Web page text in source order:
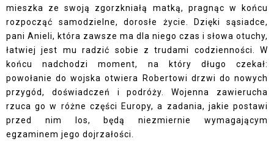
mieszka ze swoją zgorzkniałą matką, pragnąc w końcu
rozpocząć samodzielne, dorosłe życie. Dzięki sąsiadce,
pani Anieli, która zawsze ma dla niego czas i słowa otuchy,
łatwiej jest mu radzić sobie z trudami codzienności. W
końcu nadchodzi moment, na który długo czekał:
powołanie do wojska otwiera Robertowi drzwi do nowych
przygód, doświadczeń i podróży. Wojenna zawierucha
rzuca go w różne części Europy, a zadania, jakie postawi
przed nim los, będą niezmiernie wymagającym
egzaminem jego dojrzałości.